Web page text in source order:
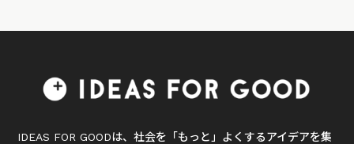
IDEAS FOR GOODは、社会を「もっと」よくするアイデアを集